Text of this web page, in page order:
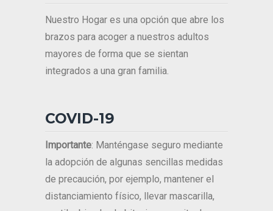
Nuestro Hogar es una opción que abre los
brazos para acoger a nuestros adultos
mayores de forma que se sientan
integrados a una gran familia.
COVID-19
Importante: Manténgase seguro mediante
la adopción de algunas sencillas medidas
de precaución, por ejemplo, mantener el
distanciamiento físico, llevar mascarilla,